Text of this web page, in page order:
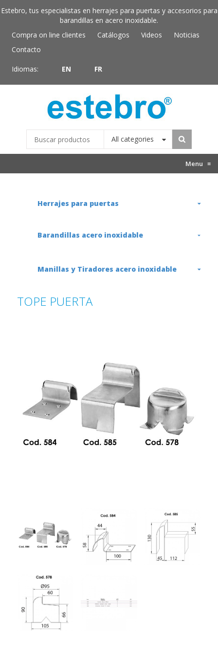
Estebro, tus especialistas en herrajes para puertas y accesorios para
barandillas en acero inoxidable.
Compra on line clientes
Catálogos Videos
Noticias
Contacto
Idiomas: EN FR
All categories
Menu ≡
Herrajes para puertas
Barandillas acero inoxidable
Manillas y Tiradores acero inoxidable
TOPE PUERTA